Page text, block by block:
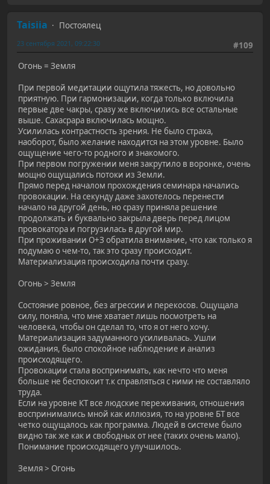
Taisiia
Постоялец
#109
23 сентября 2021, 09:22:30
Огонь = Земля
При первой медитации ощутила тяжесть, но довольно
приятную. При гармонизации, когда только включила
первые две чакры, сразу же включились все остальные
выше. Сахасрара включилась мощно.
Усилилась контрастность зрения. Не было страха,
наоборот, было желание находится на этом уровне. Было
ощущение чего-то родного и знакомого.
При первом погружении меня закрутило в воронке, очень
мощно ощущались потоки из Земли.
Прямо перед началом прохождения семинара начались
провокации. На секунду даже захотелось перенести
начало на другой день, но сразу приняла решение
продолжать и буквально закрыла дверь перед лицом
провокатора и погрузилась в другой мир.
При проживании О+З обратила внимание, что как только я
подумаю о чем-то, так это сразу происходит.
Материализация происходила почти сразу.
Огонь > Земля
Состояние ровное, без агрессии и перекосов. Ощущала
силу, поняла, что мне хватает лишь посмотреть на
человека, чтобы он сделал то, что я от него хочу.
Материализация задуманного усиливалась. Ушли
ожидания, было спокойное наблюдение и анализ
происходящего.
Провокации стала воспринимать, как нечто что меня
больше не беспокоит т.к справляться с ними не составляло
труда.
Если на уровне КТ все людские переживания, отношения
воспринимались мной как иллюзия, то на уровне БТ все
четко ощущалось как программа. Людей в системе было
видно так же как и свободных от нее (таких очень мало).
Понимание происходящего улучшилось.
Земля > Огонь